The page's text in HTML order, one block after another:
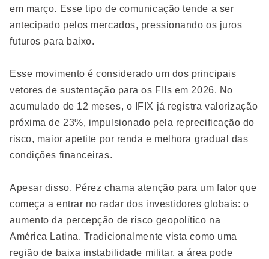
em março. Esse tipo de comunicação tende a ser
antecipado pelos mercados, pressionando os juros
futuros para baixo.
Esse movimento é considerado um dos principais
vetores de sustentação para os FIIs em 2026. No
acumulado de 12 meses, o IFIX já registra valorização
próxima de 23%, impulsionado pela reprecificação do
risco, maior apetite por renda e melhora gradual das
condições financeiras.
Apesar disso, Pérez chama atenção para um fator que
começa a entrar no radar dos investidores globais: o
aumento da percepção de risco geopolítico na
América Latina. Tradicionalmente vista como uma
região de baixa instabilidade militar, a área pode